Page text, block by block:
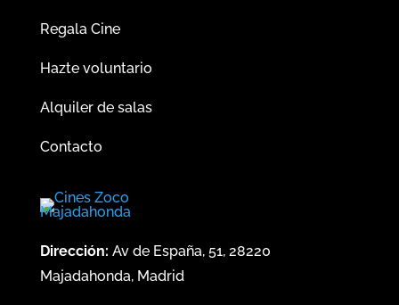
Regala Cine
Hazte voluntario
Alquiler de salas
Contacto
Dirección: Av de España, 51, 28220
Majadahonda, Madrid